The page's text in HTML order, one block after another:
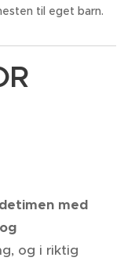
til eget barn.
med
og i riktig